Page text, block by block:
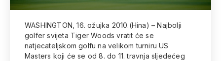
WASHINGTON, 16. ožujka 2010.(Hina) – Najbolji
golfer svijeta Tiger Woods vratit će se
natjecateljskom golfu na velikom turniru US
Masters koji će se od 8. do 11. travnja sljedećeg